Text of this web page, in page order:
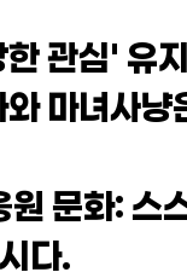
관심' 유
마녀사냥
문화: 스
다.